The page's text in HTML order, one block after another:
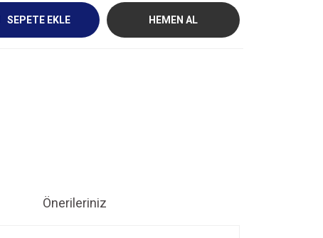
SEPETE EKLE HEMEN AL
Önerileriniz